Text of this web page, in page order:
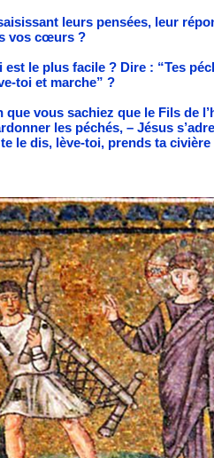
leurs pensées, leur
vos cœurs ?
est le plus facile ? Dire : “Tes
toi et marche” ?
que vous sachiez que le Fils de
les péchés, – Jésus
le dis, lève-toi, prends ta